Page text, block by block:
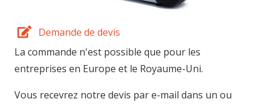
Demande de devis
La commande n'est possible que pour les
entreprises en Europe et le Royaume-Uni.
Vous recevrez notre devis par e-mail dans un ou